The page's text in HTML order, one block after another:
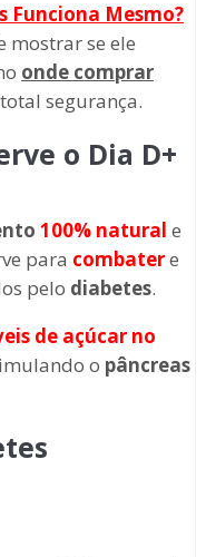
Funciona Mesmo?
mostrar se ele
onde comprar
segurança.
o Dia D+
100% natural e
para combatere
pelo diabetes.
de açúcar no
o pâncreas